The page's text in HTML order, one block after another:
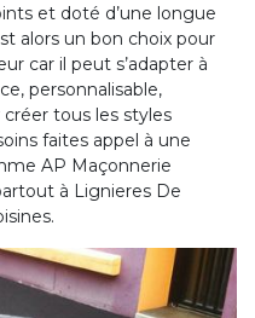
et doté d’une longue
alors un bon choix pour
car il peut s’adapter à
personnalisable,
tous les styles
faites appel à une
AP Maçonnerie
à Lignieres De